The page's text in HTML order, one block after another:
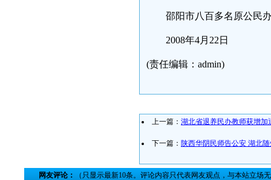
邵阳市八百多名原公民
2008年4月22日
(责任编辑：admin)
上一篇： 湖北省退养民办教师获增加
下一篇： 陕西华阴民师告公安 湖北
网友评论： （只显示最新10条。评论内容只代表网友观点，与本站立场